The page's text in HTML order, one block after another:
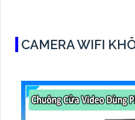
CAMERA WIFI